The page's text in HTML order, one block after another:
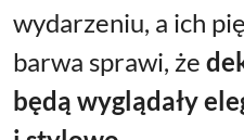
wydarzeniu, a ich
barwa sprawi, że
będą wyglądały